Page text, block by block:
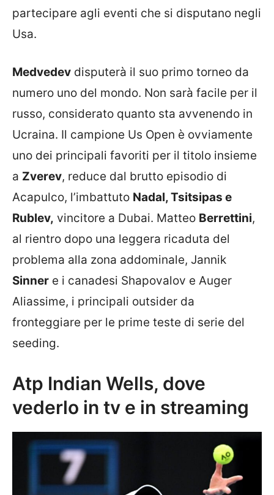
partecipare agli eventi che si disputano negli
Usa.
Medvedev disputerà il suo primo torneo da
numero uno del mondo. Non sarà facile per il
russo, considerato quanto sta avvenendo in
Ucraina. Il campione Us Open è ovviamente
uno dei principali favoriti per il titolo insieme
a Zverev, reduce dal brutto episodio di
Acapulco, l’imbattuto Nadal, Tsitsipas e
Rublev, vincitore a Dubai. Matteo Berrettini,
al rientro dopo una leggera ricaduta del
problema alla zona addominale, Jannik
Sinner e i canadesi Shapovalov e Auger
Aliassime, i principali outsider da
fronteggiare per le prime teste di serie del
seeding.
Atp Indian Wells, dove
vederlo in tv e in streaming